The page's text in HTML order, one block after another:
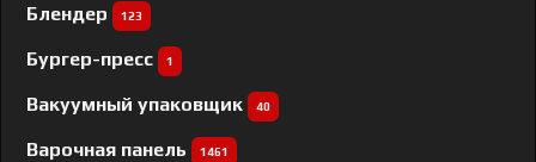
Блендер 123
Бургер-пресс 1
Вакуумный упаковщик 40
Варочная панель 1461